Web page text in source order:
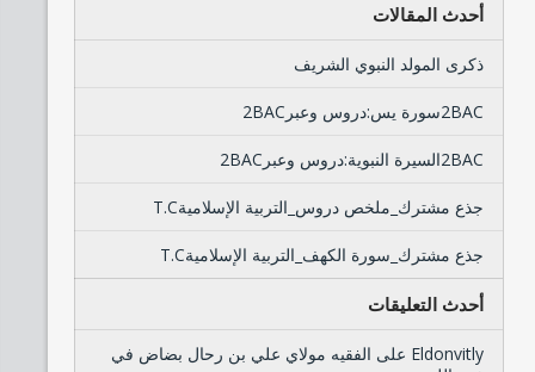
أحدث المقالات
ذكرى المولد النبوي الشريف
2BACسورة يس:دروس وعبر2BAC
2BACالسيرة النبوية:دروس وعبر2BAC
جذع مشترك_ملخص دروس_التربية الإسلاميةT.C
جذع مشترك_سورة الكهف_التربية الإسلاميةT.C
أحدث التعليقات
Eldonvitly على الفقيه مولاي علي بن رحال بضاض في